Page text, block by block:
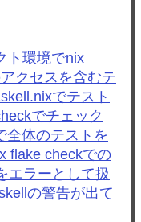
ト環境でnix
クセスを含むテ
でテスト
でチェック
全体のテストを
flake checkでの
エラーとして扱
の警告が出て